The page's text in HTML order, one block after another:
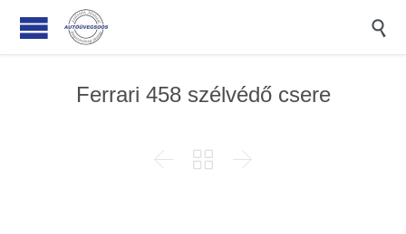

Ferrari 458 szélvédő csere
  